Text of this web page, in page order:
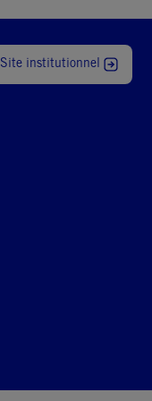
Site institutionnel